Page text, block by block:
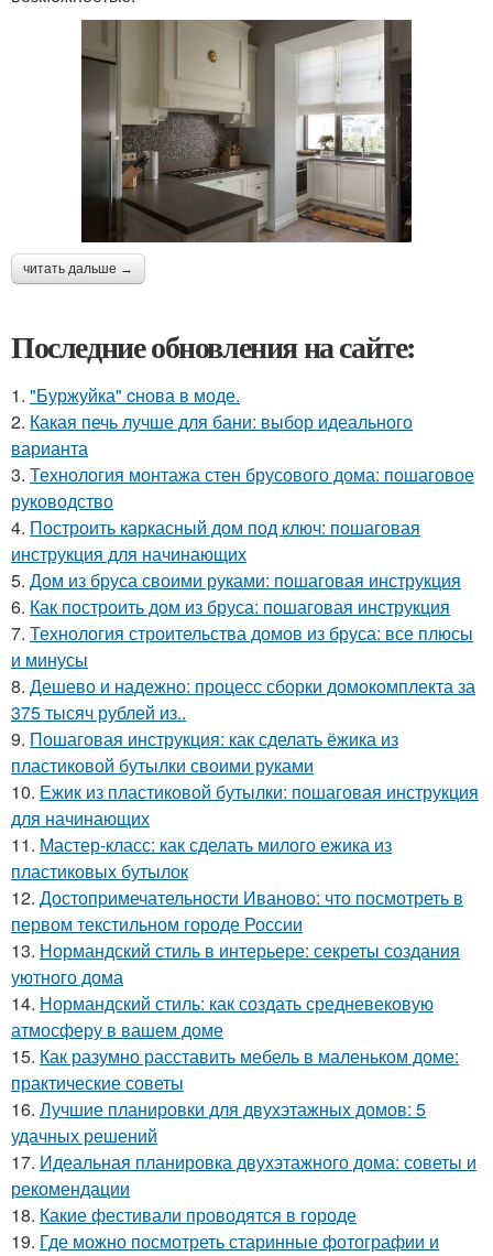
читать дальше →
Последние обновления на сайте:
1. "Буржуйка" cнова в моде.
2. Какая печь лучше для бани: выбор идеального
варианта
3. Технология монтажа стен брусового дома: пошаговое
руководство
4. Построить каркасный дом под ключ: пошаговая
инструкция для начинающих
5. Дом из бруса своими руками: пошаговая инструкция
6. Как построить дом из бруса: пошаговая инструкция
7. Технология строительства домов из бруса: все плюсы
и минусы
8. Дешево и надежно: процесс сборки домокомплекта за
375 тысяч рублей из..
9. Пошаговая инструкция: как сделать ёжика из
пластиковой бутылки своими руками
10. Ежик из пластиковой бутылки: пошаговая инструкция
для начинающих
11. Мастер-класс: как сделать милого ежика из
пластиковых бутылок
12. Достопримечательности Иваново: что посмотреть в
первом текстильном городе России
13. Нормандский стиль в интерьере: секреты создания
уютного дома
14. Нормандский стиль: как создать средневековую
атмосферу в вашем доме
15. Как разумно расставить мебель в маленьком доме:
практические советы
16. Лучшие планировки для двухэтажных домов: 5
удачных решений
17. Идеальная планировка двухэтажного дома: советы и
рекомендации
18. Какие фестивали проводятся в городе
19. Где можно посмотреть старинные фотографии и